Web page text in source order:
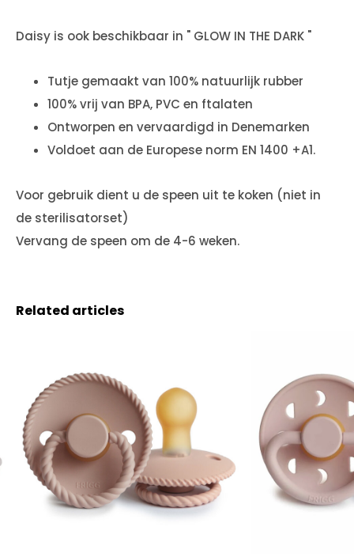
Daisy is ook beschikbaar in " GLOW IN THE DARK "
Tutje gemaakt van 100% natuurlijk rubber
100% vrij van BPA, PVC en ftalaten
Ontworpen en vervaardigd in Denemarken
Voldoet aan de Europese norm EN 1400 +A1.
Voor gebruik dient u de speen uit te koken (niet in
de sterilisatorset)
Vervang de speen om de 4-6 weken.
Related articles